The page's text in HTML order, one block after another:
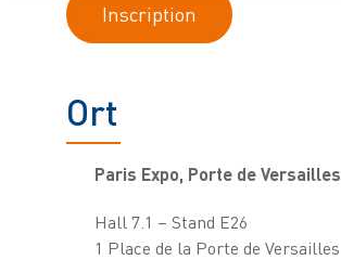
Inscription
Ort
Paris Expo, Porte de Versailles
Hall 7.1 – Stand E26
1 Place de la Porte de Versailles